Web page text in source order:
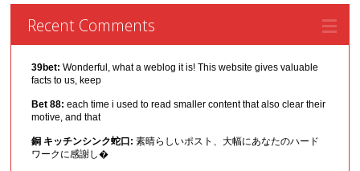
Recent Comments
39bet: Wonderful, what a weblog it is! This website gives valuable
facts to us, keep
Bet 88: each time i used to read smaller content that also clear their
motive, and that
銅 キッチンシンク蛇口: 素晴らしいポスト、大幅にあなたのハード
ワークに感謝し�